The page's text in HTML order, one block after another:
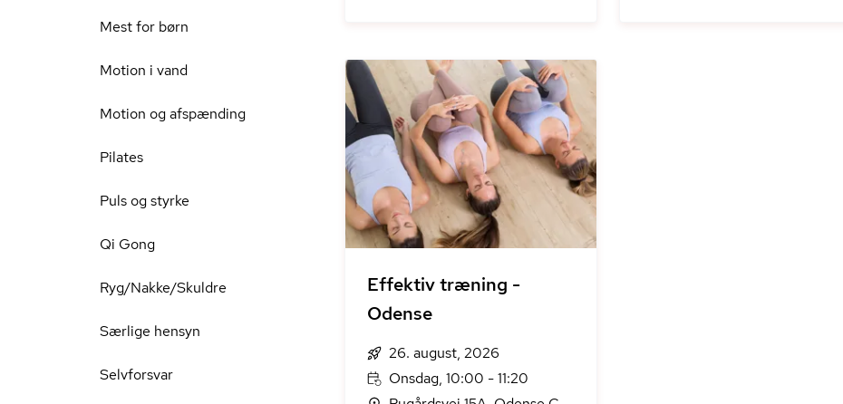
Mest for børn
Motion i vand
Motion og afspænding
Pilates
Puls og styrke
Qi Gong
Ryg/Nakke/Skuldre
Særlige hensyn
Selvforsvar
Effektiv træning -
Odense
26. august, 2026
Onsdag, 10:00 - 11:20